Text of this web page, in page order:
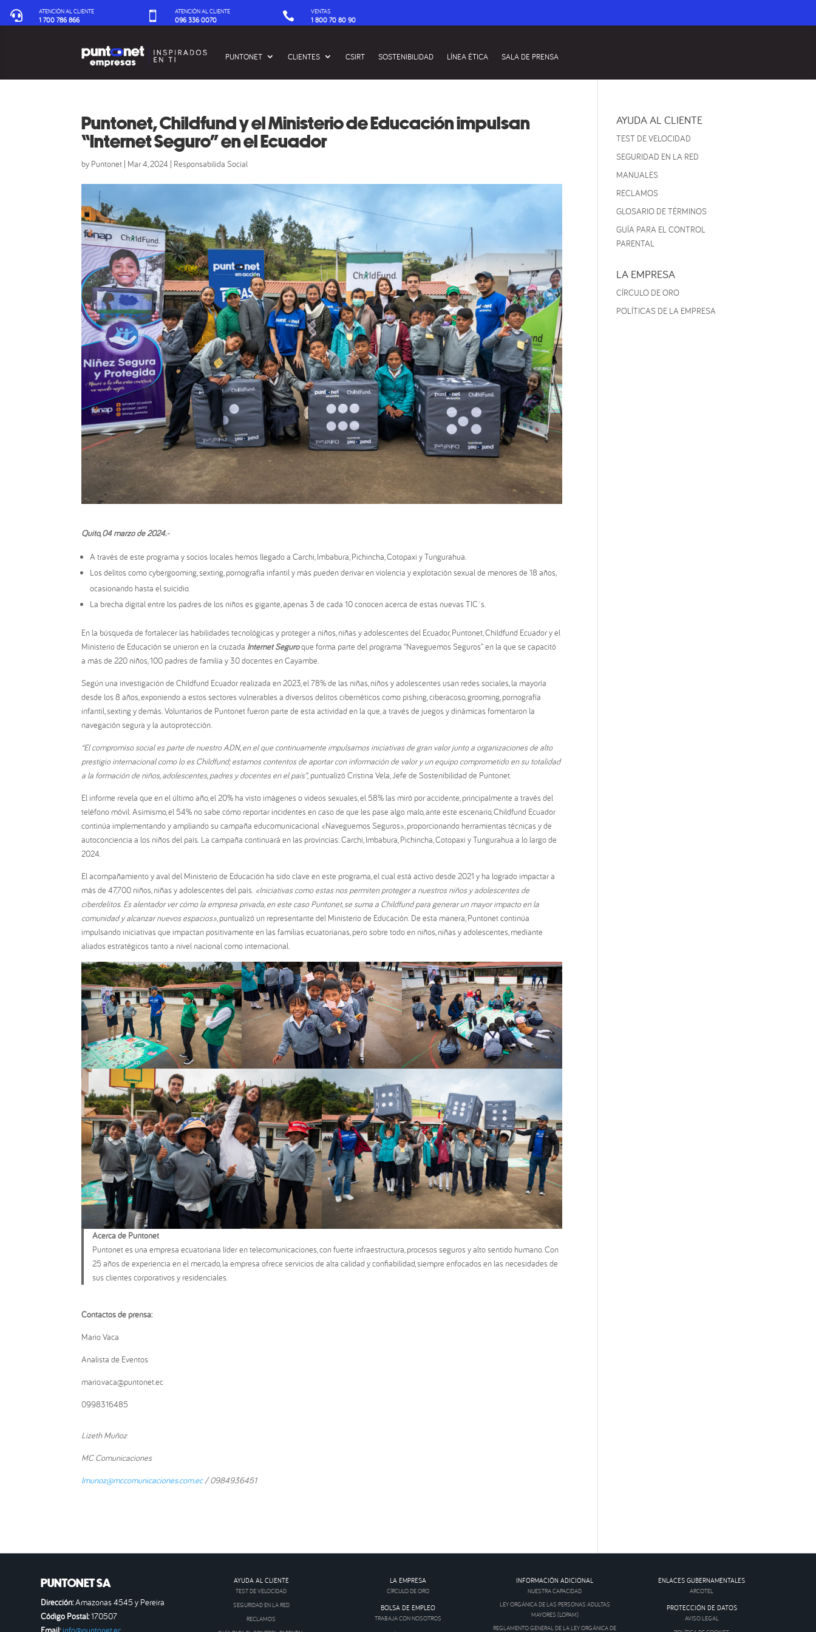
 ATENCIÓN AL CLIENTE
1 700 786 866  ATENCIÓN AL CLIENTE
096 336 0070‬  VENTAS
1 800 70 80 90
PUNTONET CLIENTES CSIRT SOSTENIBILIDAD LÍNEA ÉTICA SALA DE PRENSA
Puntonet, Childfund y el Ministerio de Educación impulsan
“Internet Seguro” en el Ecuador
by Puntonet | Mar 4, 2024 | Responsabilida Social
Quito, 04marzo de 2024.-
A través de este programa y socios locales hemos llegado a Carchi, Imbabura, Pichincha, Cotopaxi y Tungurahua.
Los delitos como cybergooming, sexting, pornografía infantil y más pueden derivar en violencia y explotación sexual de menores de 18 años,
ocasionando hasta el suicidio.
La brecha digital entre los padres de los niños es gigante, apenas 3 de cada 10 conocen acerca de estas nuevas TIC´s.
En la búsqueda de fortalecer las habilidades tecnológicas y proteger a niños, niñas y adolescentes del Ecuador, Puntonet, Childfund Ecuador y el
Ministerio de Educación se unieron en la cruzada Internet Seguroque forma parte del programa “Naveguemos Seguros” en la que se capacitó
a más de 220 niños, 100 padres de familia y 30 docentes en Cayambe.
Según una investigación de Childfund Ecuador realizada en 2023, el 78% de las niñas, niños y adolescentes usan redes sociales, la mayoría
desde los 8 años, exponiendo a estos sectores vulnerables a diversos delitos cibernéticos como pishing, ciberacoso, grooming, pornografía
infantil, sexting y demás. Voluntarios de Puntonet fueron parte de esta actividad en la que, a través de juegos y dinámicas fomentaron la
navegación segura y la autoprotección.
“El compromiso social es parte de nuestro ADN, en el que continuamente impulsamos iniciativas de gran valor junto a organizaciones de alto
prestigio internacional como lo es Childfund; estamos contentos de aportar con información de valor y un equipo comprometido en su totalidad
a la formación de niños, adolescentes, padres y docentes en el país”, puntualizó Cristina Vela, Jefe de Sostenibilidad de Puntonet.
El informe revela que en el último año, el 20% ha visto imágenes o videos sexuales, el 58% las miró por accidente, principalmente a través del
teléfono móvil. Asimismo, el 54% no sabe cómo reportar incidentes en caso de que les pase algo malo, ante este escenario, Childfund Ecuador
continúa implementando y ampliando su campaña educomunicacional «Naveguemos Seguros», proporcionando herramientas técnicas y de
autoconciencia a los niños del país. La campaña continuará en las provincias: Carchi, Imbabura, Pichincha, Cotopaxi y Tungurahua a lo largo de
2024.
El acompañamiento y aval del Ministerio de Educación ha sido clave en este programa, el cual está activo desde 2021 y ha logrado impactar a
más de 47,700 niños, niñas y adolescentes del país. «Iniciativas como estas nos permiten proteger a nuestros niños y adolescentes de
ciberdelitos. Es alentador ver cómo la empresa privada, en este caso Puntonet, se suma a Childfund para generar un mayor impacto en la
comunidad y alcanzar nuevos espacios», puntualizó un representante del Ministerio de Educación. De esta manera, Puntonet continúa
impulsando iniciativas que impactan positivamente en las familias ecuatorianas, pero sobre todo en niños, niñas y adolescentes, mediante
aliados estratégicos tanto a nivel nacional como internacional.
Acerca de Puntonet
Puntonet es una empresa ecuatoriana líder en telecomunicaciones, con fuerte infraestructura, procesos seguros y alto sentido humano. Con
25 años de experiencia en el mercado, la empresa ofrece servicios de alta calidad y confiabilidad, siempre enfocados en las necesidades de
sus clientes corporativos y residenciales.
Contactos de prensa:
Mario Vaca
Analista de Eventos
mario.vaca@puntonet.ec
0998316485
Lizeth Muñoz
MC Comunicaciones
lmunoz@mccomunicaciones.com.ec/ 0984936451
AYUDA AL CLIENTE
TEST DE VELOCIDAD
SEGURIDAD EN LA RED
MANUALES
RECLAMOS
GLOSARIO DE TÉRMINOS
GUÍA PARA EL CONTROL
PARENTAL
LA EMPRESA
CÍRCULO DE ORO
POLÍTICAS DE LA EMPRESA
PUNTONET SA
Dirección:Amazonas 4545 y Pereira
Código Postal:170507
AYUDA AL CLIENTE
TEST DE VELOCIDAD
SEGURIDAD EN LA RED
RECLAMOS
LA EMPRESA
CÍRCULO DE ORO
BOLSA DE EMPLEO
TRABAJA CON NOSOTROS
INFORMACIÓN ADICIONAL
NUESTRA CAPACIDAD
LEY ORGÁNICA DE LAS PERSONAS ADULTAS
MAYORES (LOPAM)
REGLAMENTO GENERAL DE LA LEY ORGÁNICA DE
ENLACES GUBERNAMENTALES
ARCOTEL
PROTECCIÓN DE DATOS
AVISO LEGAL